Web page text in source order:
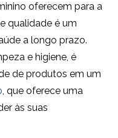
oferecem para a
qualidade é um
a longo prazo.
e higiene, é
de produtos em um
, que oferece uma
às suas